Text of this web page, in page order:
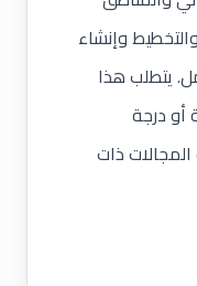
وإنشاء
يتطلب هذا
أو درجة
ذات